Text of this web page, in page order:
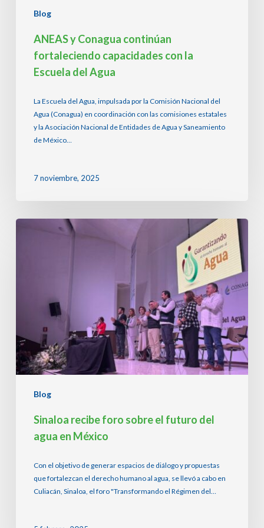
Blog
ANEAS y Conagua continúan
fortaleciendo capacidades con la
Escuela del Agua
La Escuela del Agua, impulsada por la Comisión Nacional del
Agua (Conagua) en coordinación con las comisiones estatales
y la Asociación Nacional de Entidades de Agua y Saneamiento
de México…
7 noviembre, 2025
Blog
Sinaloa
México
Sinaloa recibe foro sobre el futuro del
agua en México
Con el objetivo de generar espacios de diálogo y propuestas
que fortalezcan el derecho humano al agua, se llevó a cabo en
Culiacán, Sinaloa, el foro "Transformando el Régimen del…